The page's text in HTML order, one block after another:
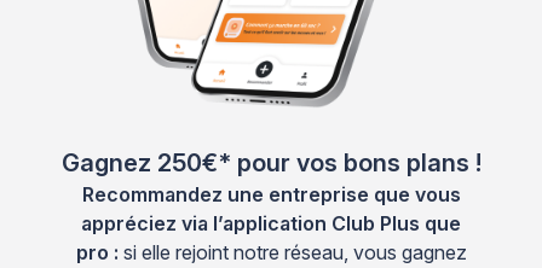
Gagnez 250€* pour vos bons plans !
Recommandez une entreprise que vous
appréciez via l’application Club Plus que
pro : si elle rejoint notre réseau, vous gagnez